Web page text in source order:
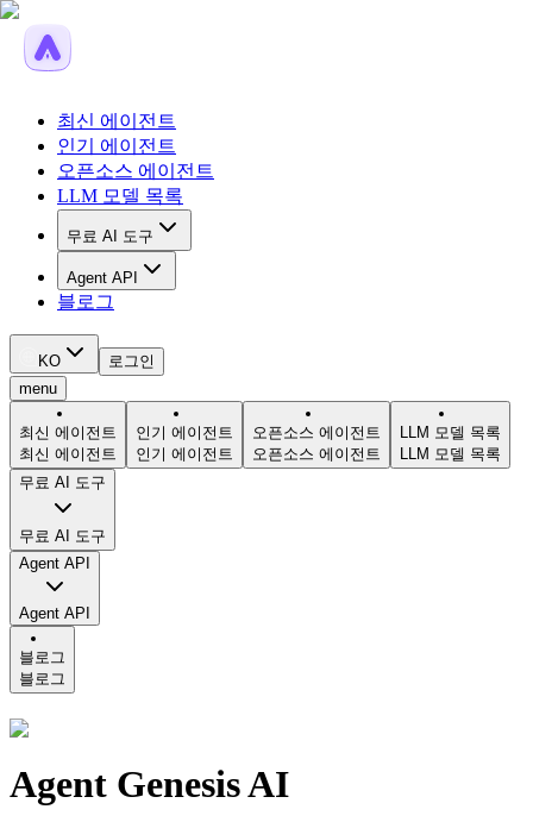
최신 에이전트
인기 에이전트
오픈소스 에이전트
LLM 모델 목록
무료 AI 도구
Agent API
블로그
KO
로그인
menu
최신 에이전트
최신 에이전트
인기 에이전트
인기 에이전트
오픈소스 에이전트
오픈소스 에이전트
LLM 모델 목록
LLM 모델 목록
무료 AI 도구
무료 AI 도구
Agent API
Agent API
블로그
블로그
Agent Genesis AI